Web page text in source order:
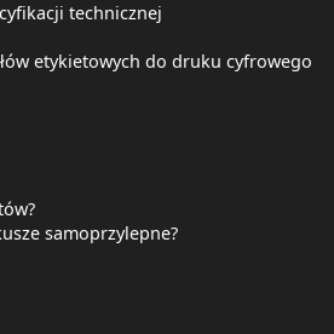
technicznej
etykietowych do druku cyfrowego
samoprzylepne?